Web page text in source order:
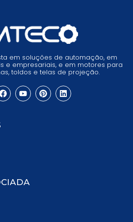
em soluções de automação, em
e empresariais, e em motores para
toldos e telas de projeção.